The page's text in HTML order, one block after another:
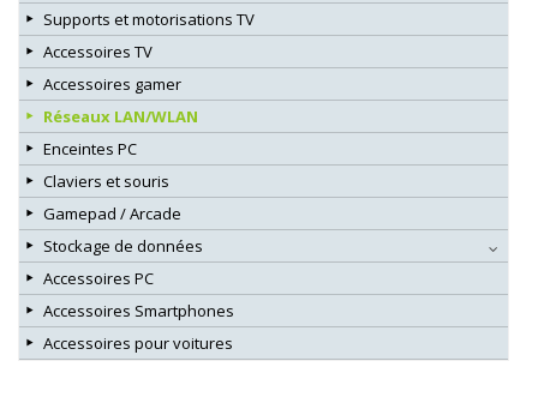
Supports et motorisations TV
Accessoires TV
Accessoires gamer
Réseaux LAN/WLAN
Enceintes PC
Claviers et souris
Gamepad / Arcade
Stockage de données
Accessoires PC
Accessoires Smartphones
Accessoires pour voitures